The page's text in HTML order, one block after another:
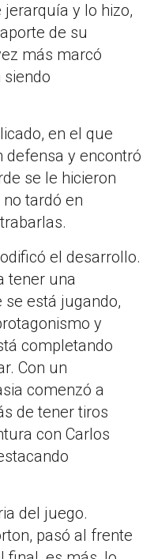
y lo hizo,
de su
más marcó
en el que
defensa y encontró
se le hicieron
tardó en
el desarrollo.
tener una
está jugando,
y
completando
Con un
comenzó a
de tener tiros
con Carlos
del juego.
pasó al frente